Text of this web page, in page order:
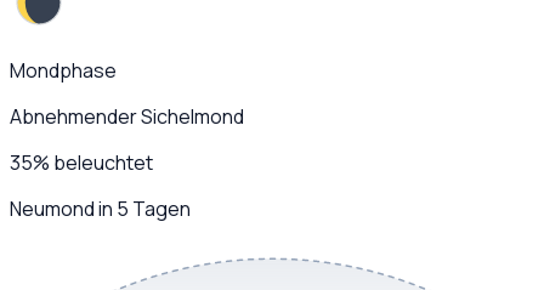
Mondphase
Abnehmender Sichelmond
35% beleuchtet
Neumond in 5 Tagen